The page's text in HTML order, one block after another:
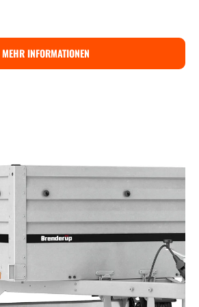
MEHR INFORMATIONEN